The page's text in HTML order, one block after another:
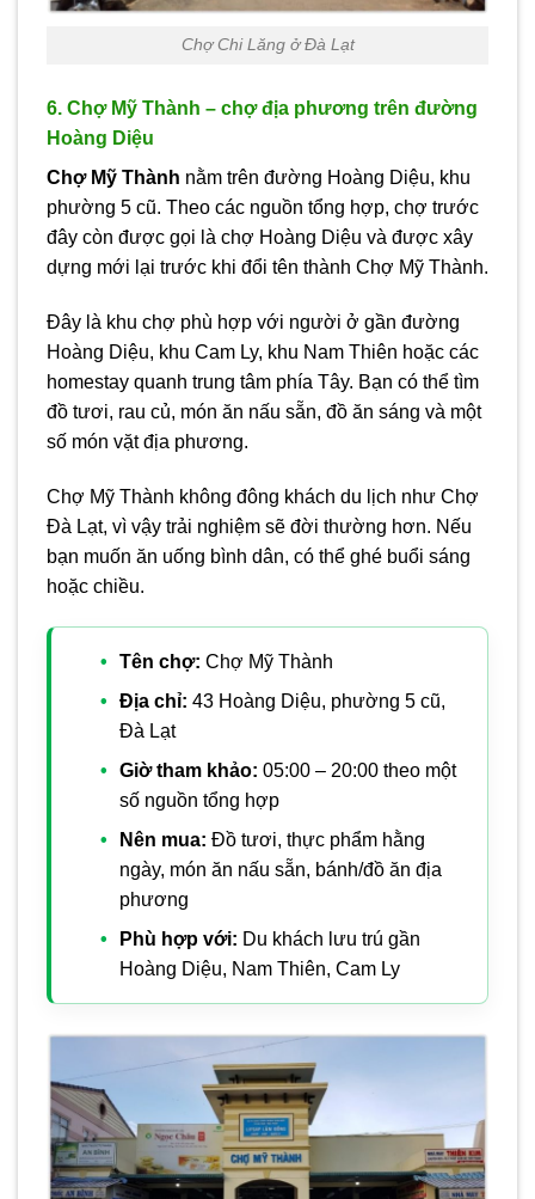
Chợ Chi Lăng ở Đà Lạt
6. Chợ Mỹ Thành – chợ địa phương trên đường
Hoàng Diệu
Chợ Mỹ Thành nằm trên đường Hoàng Diệu, khu
phường 5 cũ. Theo các nguồn tổng hợp, chợ trước
đây còn được gọi là chợ Hoàng Diệu và được xây
dựng mới lại trước khi đổi tên thành Chợ Mỹ Thành.
Đây là khu chợ phù hợp với người ở gần đường
Hoàng Diệu, khu Cam Ly, khu Nam Thiên hoặc các
homestay quanh trung tâm phía Tây. Bạn có thể tìm
đồ tươi, rau củ, món ăn nấu sẵn, đồ ăn sáng và một
số món vặt địa phương.
Chợ Mỹ Thành không đông khách du lịch như Chợ
Đà Lạt, vì vậy trải nghiệm sẽ đời thường hơn. Nếu
bạn muốn ăn uống bình dân, có thể ghé buổi sáng
hoặc chiều.
Tên chợ: Chợ Mỹ Thành
Địa chỉ: 43 Hoàng Diệu, phường 5 cũ,
Đà Lạt
Giờ tham khảo: 05:00 – 20:00 theo một
số nguồn tổng hợp
Nên mua: Đồ tươi, thực phẩm hằng
ngày, món ăn nấu sẵn, bánh/đồ ăn địa
phương
Phù hợp với: Du khách lưu trú gần
Hoàng Diệu, Nam Thiên, Cam Ly